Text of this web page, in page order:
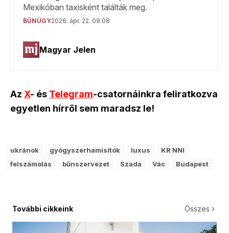
Az X- és Telegram-csatornáinkra feliratkozva
egyetlen hírről sem maradsz le!
ukránok gyógyszerhamisítók luxus
KR NNI
felszámolás
bűnszervezet Szada Vác Budapest
További cikkeink Összes